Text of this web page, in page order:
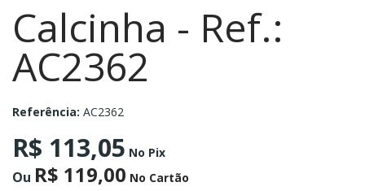
Calcinha - Ref.:
AC2362
Referência: AC2362
R$ 113,05 No Pix
Ou R$ 119,00 No Cartão